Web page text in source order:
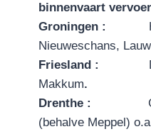
binnenvaart
Groningen :
Nieuweschans,
Friesland :
Makkum.
Drenthe :
(behalve Meppel)